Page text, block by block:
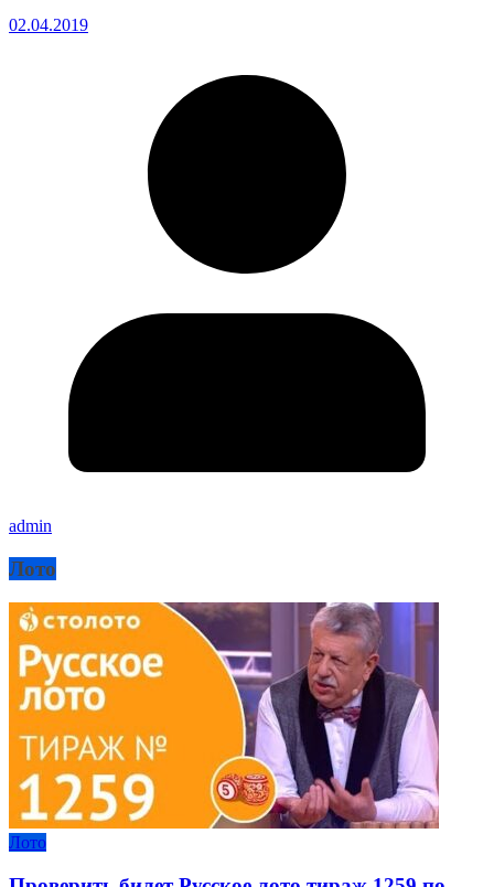
02.04.2019
admin
Лото
Лото